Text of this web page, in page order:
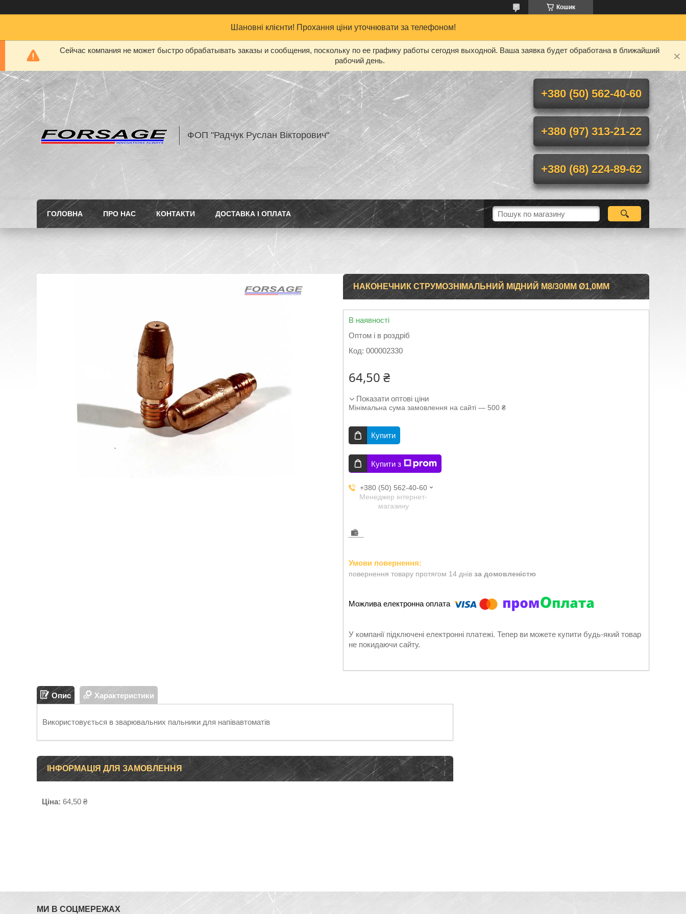
Кошик
Шановні клієнти! Прохання ціни уточнювати за телефоном!
Сейчас компания не может быстро обрабатывать заказы и сообщения, поскольку по ее графику работы сегодня выходной. Ваша заявка будет обработана в ближайший
рабочий день.
ФОП "Радчук Руслан Вікторович"
+380 (50) 562-40-60
+380 (97) 313-21-22
+380 (68) 224-89-62
ГОЛОВНА ПРО НАС КОНТАКТИ ДОСТАВКА І ОПЛАТА
НАКОНЕЧНИК СТРУМОЗНІМАЛЬНИЙ МІДНИЙ M8/30ММ Ø1,0ММ
В наявності
Оптом і в роздріб
Код: 000002330
64,50 ₴
Показати оптові ціни
Мінімальна сума замовлення на сайті — 500 ₴
Купити
Купити з
+380 (50) 562-40-60
Менеджер інтернет-
магазину
повернення товару протягом 14 днів за домовленістю
У компанії підключені електронні платежі. Тепер ви можете купити будь-який товар
не покидаючи сайту.
Опис Характеристики
Використовується в зварювальних пальники для напівавтоматів
ІНФОРМАЦІЯ ДЛЯ ЗАМОВЛЕННЯ
Ціна: 64,50 ₴
МИ В СОЦМЕРЕЖАХ